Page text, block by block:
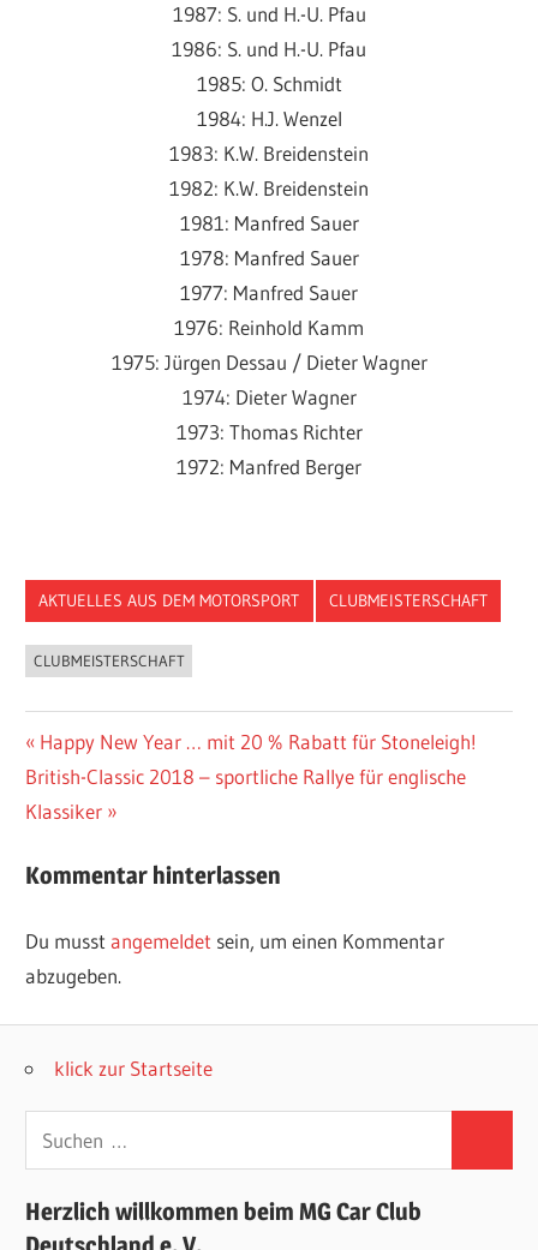
1987: S. und H.-U. Pfau
1986: S. und H.-U. Pfau
1985: O. Schmidt
1984: H.J. Wenzel
1983: K.W. Breidenstein
1982: K.W. Breidenstein
1981: Manfred Sauer
1978: Manfred Sauer
1977: Manfred Sauer
1976: Reinhold Kamm
1975: Jürgen Dessau / Dieter Wagner
1974: Dieter Wagner
1973: Thomas Richter
1972: Manfred Berger
AKTUELLES AUS DEM MOTORSPORT CLUBMEISTERSCHAFT
CLUBMEISTERSCHAFT
Beitragsnavigation
Vorheriger
Beitrag:
Happy New Year … mit 20 % Rabatt für Stoneleigh!
Nächster
Beitrag:
British-Classic 2018 – sportliche Rallye für englische
Klassiker
Kommentar hinterlassen
Du musstangemeldet sein, um einen Kommentar
abzugeben.
klick zur Startseite
Suchen
nach:
Herzlich willkommen beim MG Car Club